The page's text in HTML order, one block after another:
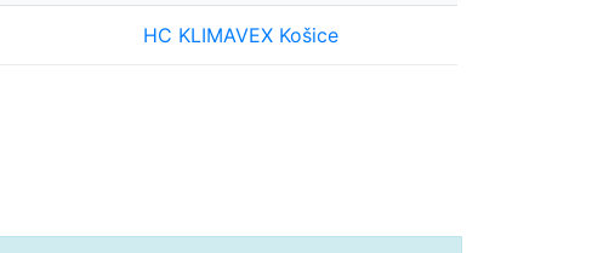
HC KLIMAVEX Košice